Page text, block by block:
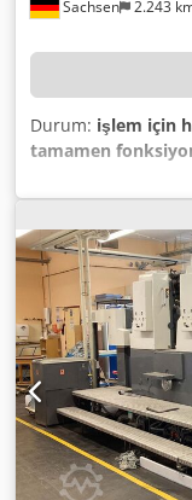
Sachsen 2.243
Durum: işlem için
tamamen
kadar zamanında
şu ekipmanlardan
Webprint 48 Five
ünitesi ile birlikte
2004) Edelmann
numarası: B-534,
ve şase dahil
007, üretim yılı:
mekandaki yeşil